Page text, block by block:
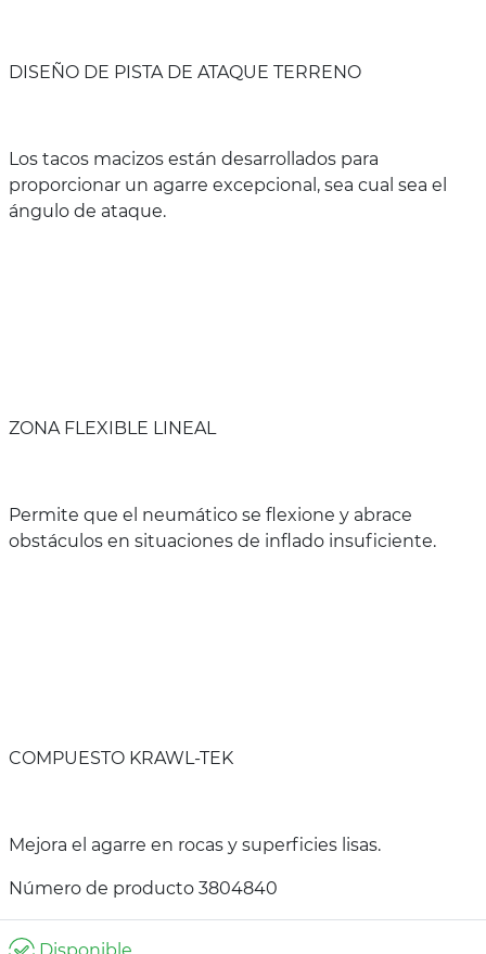
DISEÑO DE PISTA DE ATAQUE TERRENO
Los tacos macizos están desarrollados para
proporcionar un agarre excepcional, sea cual sea el
ángulo de ataque.
ZONA FLEXIBLE LINEAL
Permite que el neumático se flexione y abrace
obstáculos en situaciones de inflado insuficiente.
COMPUESTO KRAWL-TEK
Mejora el agarre en rocas y superficies lisas.
Número de producto 3804840